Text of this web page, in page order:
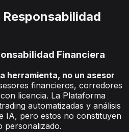
Financiera
herramienta, no un asesor
financieros, corredores
licencia. La Plataforma
automatizadas y análisis
IA, pero estos no constituyen
personalizado.